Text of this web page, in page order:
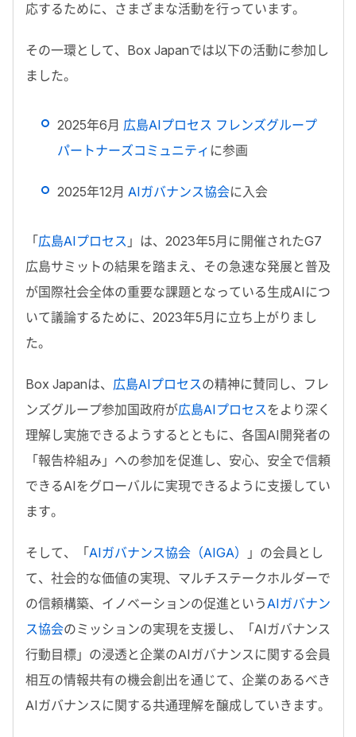
応するために、さまざまな活動を行っています。
その一環として、 Box Japanでは以下の活動に参加し
ました。
2025年6月 広島AIプロセス フレンズグループ
パートナーズコミュニティ に参画
2025年12月 AIガバナンス協会に入会
「広島AIプロセス 」は、 2023年5月に開催されたG7
広島サミットの結果を踏まえ、その急速な発展と普及
が国際社会全体の重要な課題となっている生成AI につ
いて議論するために、 2023年5月に立ち上がりまし
た。
Box Japanは、 広島AIプロセスの精神に賛同し、フレ
ンズグループ参加国政府が広島AIプロセスをより深く
理解し実施できるようするとともに、各国AI 開発者の
「報告枠組み」への参加を促進し、安心、安全で信頼
できるAIをグローバルに実現できるように支援してい
ます。
そして、「AIガバナンス協会（AIGA）
」の会員とし
て、社会的な価値の実現、‍マルチステークホルダーで
の信頼構築、イノベーションの促進というAIガバナン
ス協会のミッションの実現を支援し、「AIガバナンス
行動目標」の浸透と企業のAIガバナンスに関する会員
相互の情報共有の機会創出を通じて、企業のあるべき
AIガバナンスに関する共通理解を醸成していきます。